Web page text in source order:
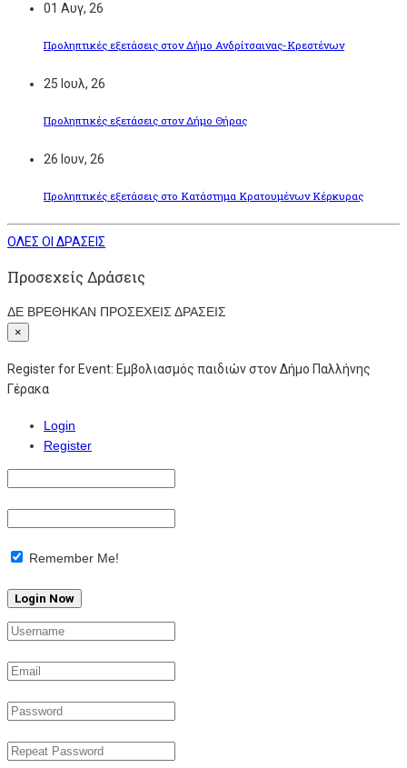
01 Αυγ, 26
Προληπτικές εξετάσεις στον Δήμο Ανδρίτσαινας-Κρεστένων
25 Ιουλ, 26
Προληπτικές εξετάσεις στον Δήμο Θήρας
26 Ιουν, 26
Προληπτικές εξετάσεις στο Κατάστημα Κρατουμένων Κέρκυρας
ΟΛΕΣ ΟΙ ΔΡΑΣΕΙΣ
Προσεχείς Δράσεις
ΔΕ ΒΡΕΘΗΚΑΝ ΠΡΟΣΕΧΕΙΣ ΔΡΑΣΕΙΣ
×
Register for Event: Εμβολιασμός παιδιών στον Δήμο Παλλήνης
Γέρακα
Login
Register
Remember Me!